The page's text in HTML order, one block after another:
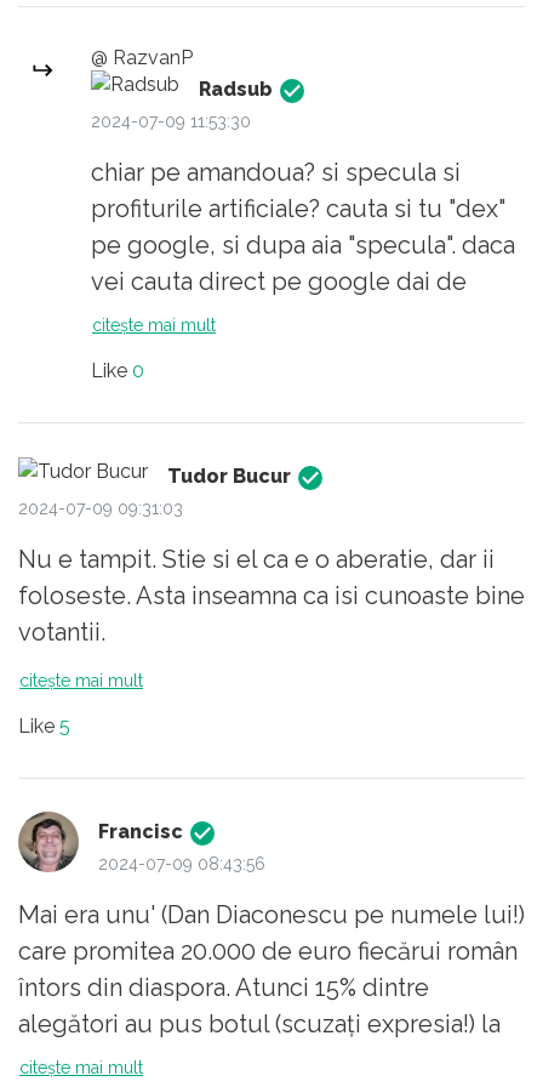
sud de Mogadishu) iti iei o locuinta de
lux din banii astia.
@ RazvanP
Radsub
2024-07-09 11:53:30
chiar pe amandoua? si specula si
profiturile artificiale? cauta si tu "dex"
pe google, si dupa aia "specula". daca
vei cauta direct pe google dai de
altceva.citește mai mult
Like 0
Tudor Bucur
2024-07-09 09:31:03
Nu e tampit. Stie si el ca e o aberatie, dar ii
foloseste. Asta inseamna ca isi cunoaste bine
votantii.
citește mai mult
Like 5
Francisc
2024-07-09 08:43:56
Mai era unu' (Dan Diaconescu pe numele lui!)
care promitea 20.000 de euro fiecărui român
întors din diaspora. Atunci 15% dintre
alegători au pus botul (scuzați expresia!) la
balivernele lui.
citește mai mult